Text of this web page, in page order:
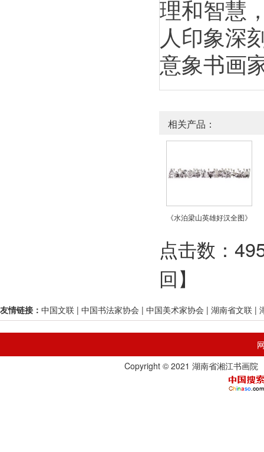
理和智慧
人印象深
意象书画
相关产品：
《水泊梁山英雄好汉全图》
点击数：
回】
友情链接： 中国文联 | 中国书法家协会 | 中国美术家协会 | 湖南省文联 |
Copyright © 2021 湖南省湘江书画